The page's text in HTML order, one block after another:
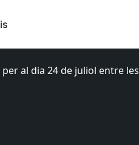
al dia 24 de juliol entre les